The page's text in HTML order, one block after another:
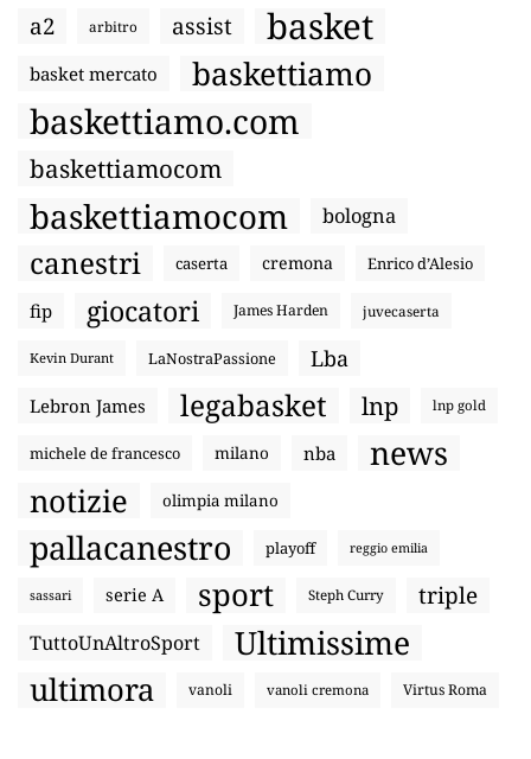
a2 arbitro assist basket
basket mercato baskettiamo
baskettiamo.com
baskettiamocom
baskettiamocom bologna
canestri caserta cremona Enrico d’Alesio
fip giocatori James Harden juvecaserta
Kevin Durant LaNostraPassione Lba
Lebron James legabasket lnp lnp gold
michele de francesco milano nba news
notizie olimpia milano
pallacanestro playoff reggio emilia
sassari serie A sport Steph Curry triple
TuttoUnAltroSport Ultimissime
ultimora vanoli vanoli cremona Virtus Roma